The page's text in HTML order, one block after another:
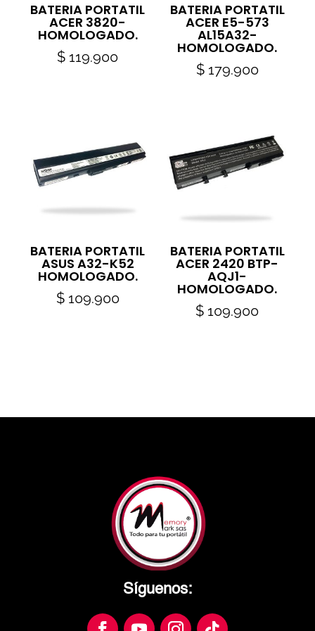
BATERIA PORTATIL
ACER 3820-
HOMOLOGADO.
$ 119.900
BATERIA PORTATIL
ACER E5-573
AL15A32-
HOMOLOGADO.
$179.900
BATERIA PORTATIL
ASUS A32-K52
HOMOLOGADO.
$109.900
BATERIA PORTATIL
ACER 2420 BTP-
AQJ1-
HOMOLOGADO.
$ 109.900
Síguenos: